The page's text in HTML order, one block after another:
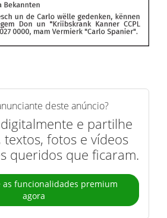
deste anúncio?
e partilhe
textos, fotos e vídeos
queridos que ficaram.
as funcionalidades premium
agora